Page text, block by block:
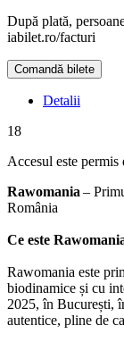
După plată,
iabilet.ro/facturi
Comandă bilete
Detalii
18
Accesul este permis
Rawomania –
România
Ce este
Rawomania este
biodinamice și cu
2025, în București,
autentice, pline de